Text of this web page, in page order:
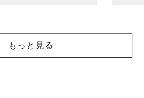
もっと見る